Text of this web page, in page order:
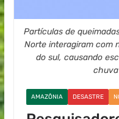
Partículas de
Norte interagiram com
do sul, causando
chuva
AMAZÔNIA DESASTRE